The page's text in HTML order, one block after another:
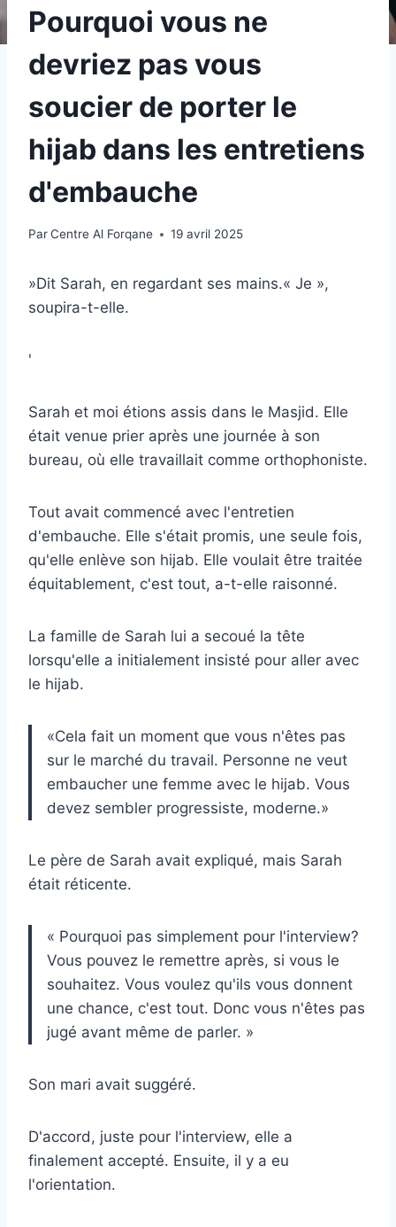
Pourquoi vous ne
devriez pas vous
soucier de porter le
hijab dans les entretiens
d'embauche
ParCentre Al Forqane 19 avril 2025
»Dit Sarah, en regardant ses mains.« Je »,
soupira-t-elle.
'
Sarah et moi étions assis dans le Masjid. Elle
était venue prier après une journée à son
bureau, où elle travaillait comme orthophoniste.
Tout avait commencé avec l'entretien
d'embauche. Elle s'était promis, une seule fois,
qu'elle enlève son hijab. Elle voulait être traitée
équitablement, c'est tout, a-t-elle raisonné.
La famille de Sarah lui a secoué la tête
lorsqu'elle a initialement insisté pour aller avec
le hijab.
«Cela fait un moment que vous n'êtes pas
sur le marché du travail. Personne ne veut
embaucher une femme avec le hijab. Vous
devez sembler progressiste, moderne.»
Le père de Sarah avait expliqué, mais Sarah
était réticente.
« Pourquoi pas simplement pour l'interview?
Vous pouvez le remettre après, si vous le
souhaitez. Vous voulez qu'ils vous donnent
une chance, c'est tout. Donc vous n'êtes pas
jugé avant même de parler. »
Son mari avait suggéré.
D'accord, juste pour l'interview, elle a
finalement accepté. Ensuite, il y a eu
l'orientation.